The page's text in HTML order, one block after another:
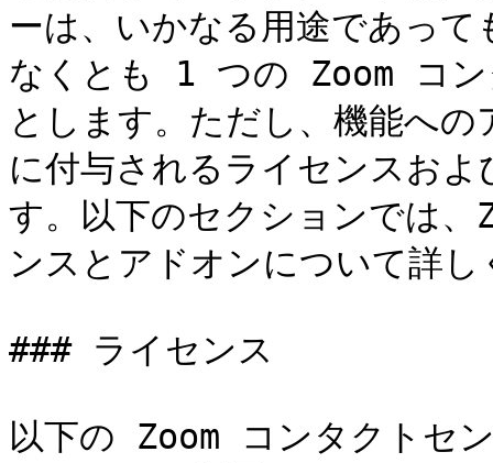
ーは、いかなる用途であっ
なくとも 1 つの Zoom コン
とします。ただし、機能へ
に付与されるライセンスお
す。以下のセクションでは
ンスとアドオンについて詳し
### ライセンス
以下の Zoom コンタクトセ